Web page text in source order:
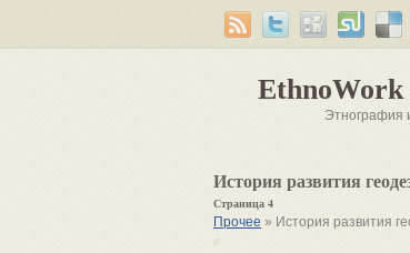
EthnoWork
Этнография
История развития
Страница 4
Прочее » История развития